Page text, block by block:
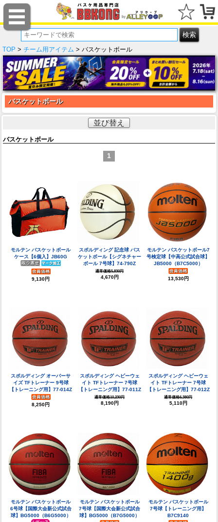
TOP > チーム用アイテム > バスケットボール
バスケットボール
並び替え
バスケットボール
1
モルテン バスケットボール
ケース【6個入】JB60G
9,130円
スポルディング 記念球 バス
ケットボール【シグネチャー
ボール 7号球】74-790Z
通常価格5,830円
4,670円
モルテン バスケットボール7
号検定球【中高公式試合球】
JB5000（B7C5000）
13,530円
スポルディング オーバーサ
イズ TFトレーナー 9号球
【トレーニング用】77-014Z
8,250円
スポルディング ヘビーウェ
イト TFトレーナー 7号球
【トレーニング用】77-011Z
通常価格10,230円
8,190円
スポルディング ヘビーウェ
イト TFトレーナー 7号球
【トレーニング用】77-012Z
通常価格6,380円
5,110円
モルテン バスケットボール
6号球【国際大会新公式試合
球】BG5000（B6G5000）
モルテン バスケットボール
7号球【国際大会新公式試合
球】BG5000（B7G5000）
モルテン バスケットボール
7号球【トレーニング用】
B7C9140